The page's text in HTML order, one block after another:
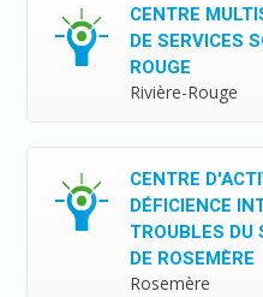
CENTRE
DE SERVICES
ROUGE
Rivière-Rouge
CENTRE
DÉFICIENCE
TROUBLES DU
DE ROSEMÈRE
Rosemère